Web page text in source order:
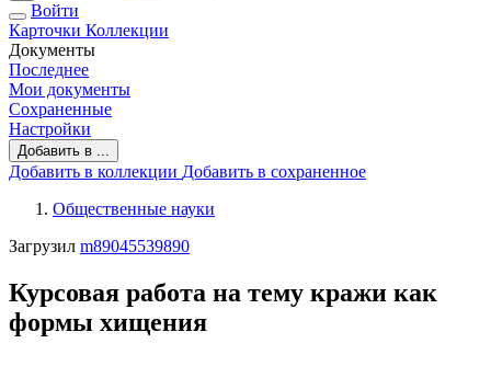
Войти
Карточки Коллекции
Документы
Последнее
Мои документы
Сохраненные
Настройки
Добавить в ...
Добавить в коллекции Добавить в сохраненное
Общественные науки
Загрузил m89045539890
Курсовая работа на тему кражи как
формы хищения